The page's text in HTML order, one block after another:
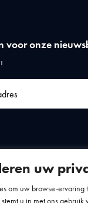
uw
om uw browse-ervaring
u in met ons gebruik
voor onze
Privacy statement